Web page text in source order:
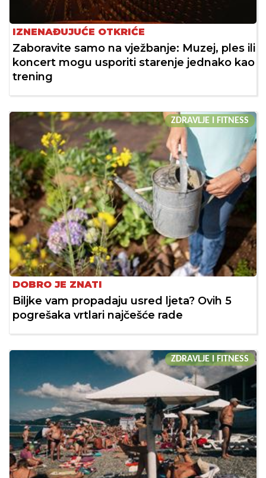
IZNENAĐUJUĆE OTKRIĆE
Zaboravite samo na vježbanje: Muzej, ples ili
koncert mogu usporiti starenje jednako kao
trening
ZDRAVLJE I FITNESS
DOBRO JE ZNATI
Biljke vam propadaju usred ljeta? Ovih 5
pogrešaka vrtlari najčešće rade
ZDRAVLJE I FITNESS